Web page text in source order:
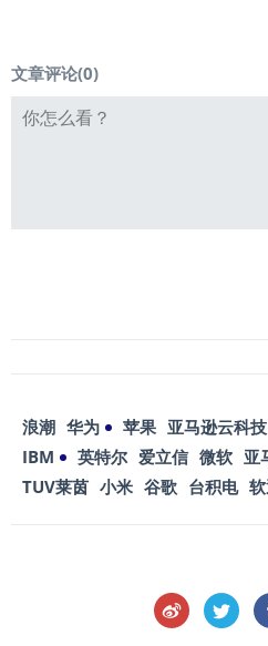
文章评论(0)
浪潮 华为 苹果 亚马逊云科技
IBM
英特尔 爱立信 微软 亚
TUV莱茵 小米 谷歌 台积电